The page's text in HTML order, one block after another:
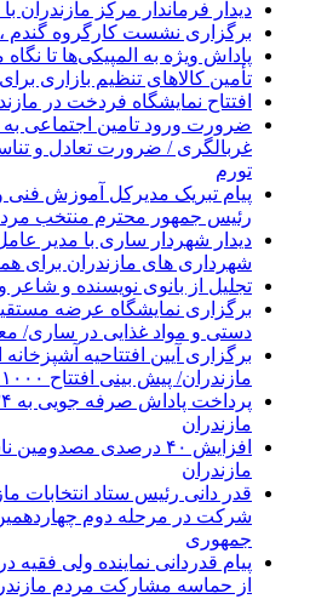
دیدار فرماندار مرکز مازندران
برگزاری نشست کارگروه گندم ،
پاداش ویژه به المپیکی‌ها تا
تأمین کالاهای تنظیم بازاری
افتتاح نمایشگاه فردخت در
ضرورت ورود تامین اجتماعی
غربالگری / ضرورت تعادل و
تورم
پیام تبریک مدیرکل آموزش فنی
رئیس جمهور محترم منتخب
دیدار شهردار ساری با مدیر
شهرداری های مازندران برای
تجلیل از بانوی نویسنده و شاعر
برگزاری نمایشگاه عرضه
دستی و مواد غذایی در ساری/
برگزاری آیین افتتاحیه
مازندران/ پیش بینی افتتاح ۱۰۰۰ آشپزخانه در استان
مازندران
افزایش ۴۰ درصدی
مازندران
قدر دانی رئیس ستاد انتخابات
شرکت در مرحله دوم
جمهوری
پیام قدردانی نماینده ولی فقیه
از حماسه مشارکت مردم